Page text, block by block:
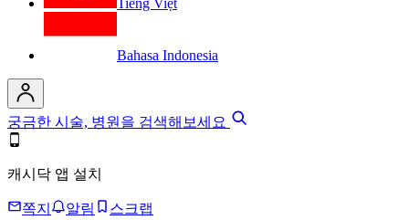
Tiếng Việt
Bahasa Indonesia
궁금한 시술, 병원을 검색해보세요
캐시닥 앱 설치
쪽지 알림
스크랩